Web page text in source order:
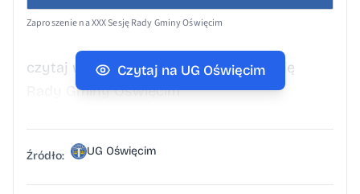
Zaproszenie na XXX Sesję Rady Gminy Oświęcim
czytaj więcej Zaproszenie na XXX Sesję
Rady Gminy Oświęcim
Czytaj na UG Oświęcim
Źródło: UG Oświęcim